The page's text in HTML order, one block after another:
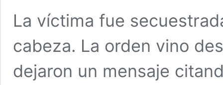
La víctima fue
cabeza. La orden vino
dejaron un mensaje